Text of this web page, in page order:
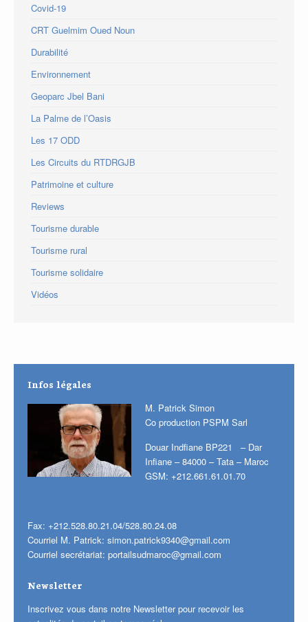
Covid-19
CRT Guelmim Oued Noun
Durabilité
Environnement
Geoparc Jbel Bani
La Palme de l’Oasis
Les 17 ODD
Les Circuits du RTDRGJB
Patrimoine et culture
Reviews
Tourisme durable
Tourisme rural
Tourisme solidaire
Vidéos
Infos légales
M. Patrick Simon
Co production PSPM Sarl
Douar Indfiane BP221 – Dar
Infiane – 84000 – Tata – Maroc
GSM: +212.661.61.01.70
Fax: +212.528.80.21.04/528.80.24.08
Courriel M. Patrick: simon.patrick9340@gmail.com
Courriel secrétariat: portailsudmaroc@gmail.com
Newsletter
Inscrivez vous dans notre Newsletter pour recevoir les